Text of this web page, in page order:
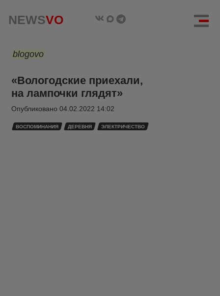
NEWSVO
blogovo
«Вологодские приехали,
на лампочки глядят»
Опубликовано 04.02.2022 14:02
ВОСПОМИНАНИЯ ДЕРЕВНЯ ЭЛЕКТРИЧЕСТВО